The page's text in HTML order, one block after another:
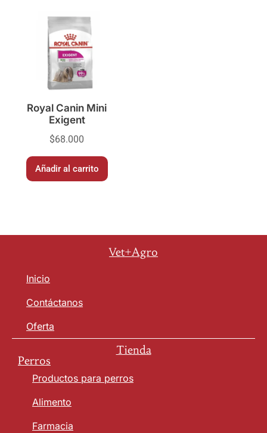
Royal Canin Mini
Exigent
$68.000
Añadir al carrito
Vet+Agro
Inicio
Contáctanos
Oferta
Tienda
Perros
Productos para perros
Alimento
Farmacia